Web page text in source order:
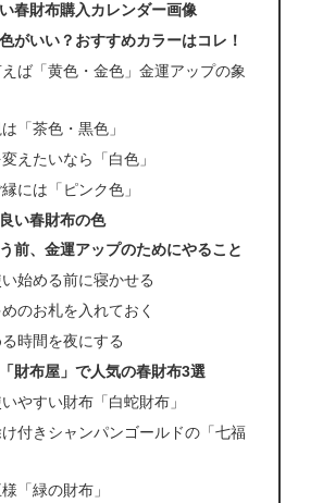
春財布購入カレンダー画像
がいい？おすすめカラーはコレ！
ば「黄色・金色」金運アップの象
「茶色・黒色」
えたいなら「白色」
には「ピンク色」
い春財布の色
前、金運アップのためにやること
始める前に寝かせる
のお札を入れておく
時間を夜にする
財布屋」で人気の春財布3選
やすい財布「白蛇財布」
付きシャンパンゴールドの「七福
「緑の財布」